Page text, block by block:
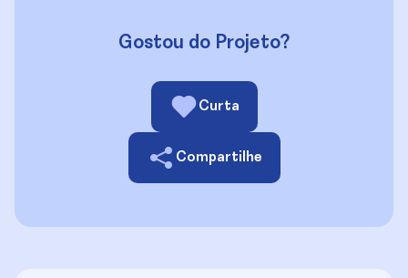
Gostou do Projeto?
Curta
Compartilhe